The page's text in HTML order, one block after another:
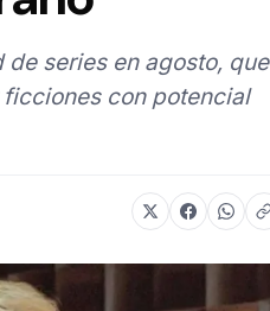
series en agosto, que
con potencial